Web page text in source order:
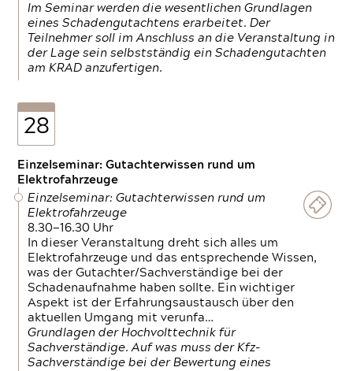
Im Seminar werden die wesentlichen Grundlagen
eines Schadengutachtens erarbeitet. Der
Teilnehmer soll im Anschluss an die Veranstaltung in
der Lage sein selbstständig ein Schadengutachten
am KRAD anzufertigen.
28
Einzelseminar: Gutachterwissen rund um
Elektrofahrzeuge
Einzelseminar: Gutachterwissen rund um
Elektrofahrzeuge
8.30—16.30 Uhr
In dieser Veranstaltung dreht sich alles um
Elektrofahrzeuge und das entsprechende Wissen,
was der Gutachter/Sachverständige bei der
Schadenaufnahme haben sollte. Ein wichtiger
Aspekt ist der Erfahrungsaustausch über den
aktuellen Umgang mit verunfa…
Grundlagen der Hochvolttechnik für
Sachverständige. Auf was muss der Kfz-
Sachverständige bei der Bewertung eines